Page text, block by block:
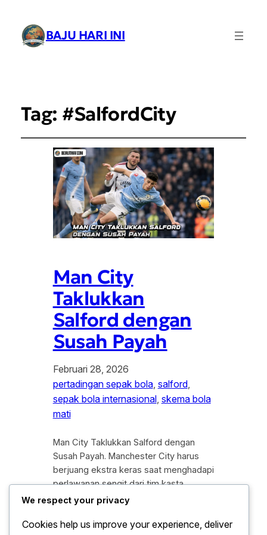
BAJU HARI INI
Tag: #SalfordCity
Man City
Taklukkan
Salford dengan
Susah Payah
Februari 28, 2026
pertadingan sepak bola, salford
sepak bola internasional, skema bola
mati
Man City Taklukkan Salford dengan
Susah Payah. Manchester City harus
berjuang ekstra keras saat menghadapi
perlawanan sengit dari tim kasta
bawah, Salford City, dalam lanjutan
datang dengan status unggulan utama,
We respect your privacy
Cookies help us improve your experience, deliver